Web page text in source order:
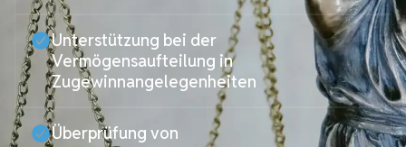
Unterstützung bei der
Vermögensaufteilung in
Zugewinnangelegenheiten
Überprüfung von